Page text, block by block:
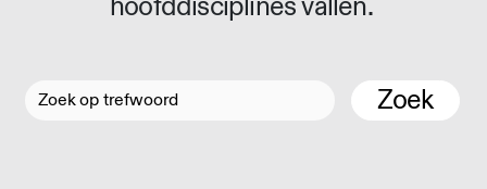
hoofddisciplines vallen.
Zoek